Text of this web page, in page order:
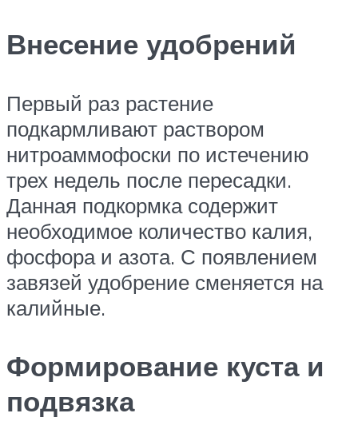
Внесение удобрений
Первый раз растение
подкармливают раствором
нитроаммофоски по истечению
трех недель после пересадки.
Данная подкормка содержит
необходимое количество калия,
фосфора и азота. С появлением
завязей удобрение сменяется на
калийные.
Формирование куста и
подвязка